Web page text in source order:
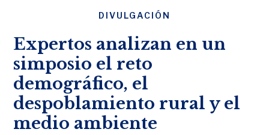
DIVULGACIÓN
Expertos analizan en un
simposio el reto
demográfico, el
despoblamiento rural y el
medio ambiente